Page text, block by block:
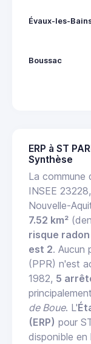
Évaux-les-
Boussac
ERP à ST
Synthèse
La commune
INSEE
Nouvelle-
7.52 km²
risque
est 2. Aucun
(PPR) n'est
1982, 5
de Boue. L'
(ERP) pour
disponible en